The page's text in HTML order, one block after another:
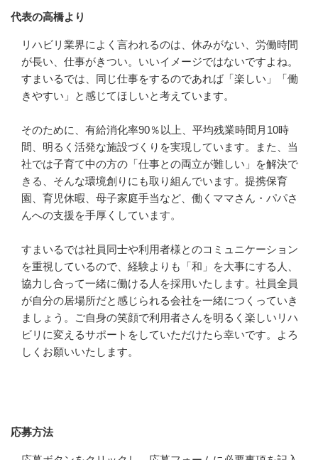
代表の高橋より
リハビリ業界によく言われるのは、休みがない、労働時間
が長い、仕事がきつい。いいイメージではないですよね。
すまいるでは、同じ仕事をするのであれば「楽しい」「働
きやすい」と感じてほしいと考えています。
そのために、有給消化率90％以上、平均残業時間月10時
間、明るく活発な施設づくりを実現しています。また、当
社では子育て中の方の「仕事との両立が難しい」を解決で
きる、そんな環境創りにも取り組んでいます。提携保育
園、育児休暇、母子家庭手当など、働くママさん・パパさ
んへの支援を手厚くしています。
すまいるでは社員同士や利用者様とのコミュニケーション
を重視しているので、経験よりも「和」を大事にする人、
協力し合って一緒に働ける人を採用いたします。社員全員
が自分の居場所だと感じられる会社を一緒につくっていき
ましょう。ご自身の笑顔で利用者さんを明るく楽しいリハ
ビリに変えるサポートをしていただけたら幸いです。よろ
しくお願いいたします。
応募方法